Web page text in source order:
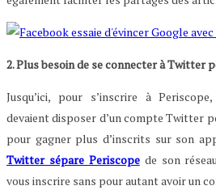
2. Plus besoin de se connecter à Twitter
Jusqu’ici, pour s’inscrire à
devaient disposer d’un compte Twitter
pour gagner plus d’inscrits sur son
Twitter sépare Periscopede son
vous inscrire sans pour autant avoir un